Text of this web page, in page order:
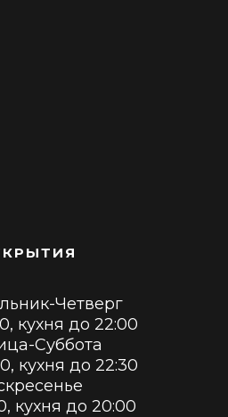
Четверг
кухня до 22:00
Суббота
кухня до 22:30
кухня до 20:00